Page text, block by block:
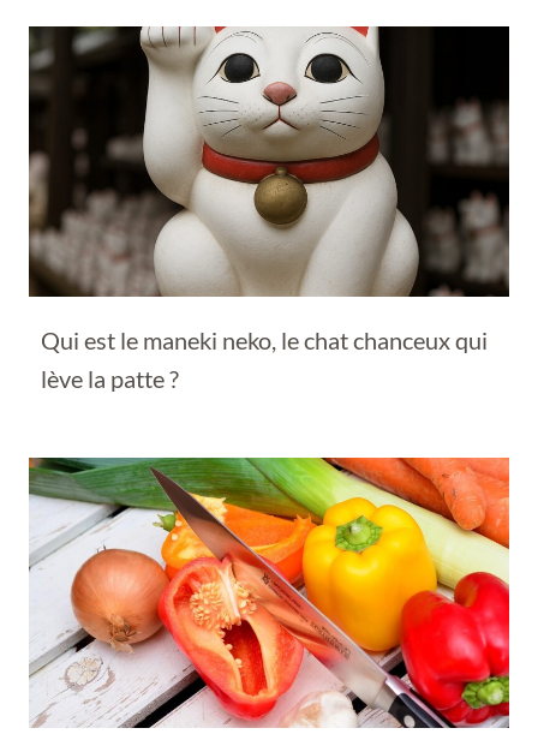
Qui est le maneki neko, le chat chanceux qui
lève la patte ?